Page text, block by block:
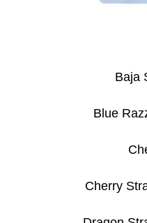
Baja
Blue
Cherry